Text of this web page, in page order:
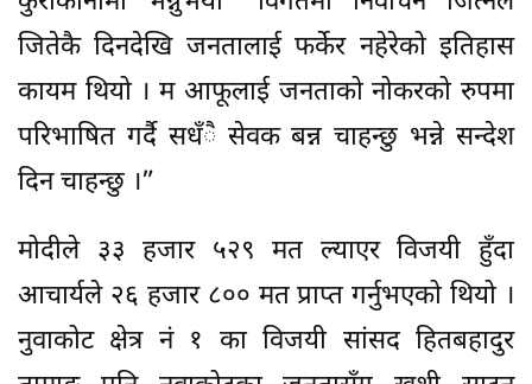
जितेकै दिनदेखि जनतालाई फर्केर नहेरेको इतिहास
कायम थियो । म आफूलाई जनताको नोकरको रुपमा
परिभाषित गर्दै सधँै सेवक बन्न चाहन्छु भन्ने सन्देश
दिन चाहन्छु ।”
मोदीले ३३ हजार ५२९ मत ल्याएर विजयी हुँदा
आचार्यले २६ हजार ८०० मत प्राप्त गर्नुभएको थियो ।
नुवाकोट क्षेत्र नं १ का विजयी सांसद हितबहादुर